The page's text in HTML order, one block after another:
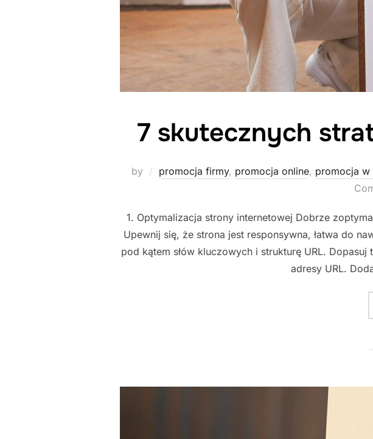
7 skutecznych
by promocja firmy, promocja online, promocja w
1. Optymalizacja strony internetowej Dobrze
Upewnij się, że strona jest responsywna, łatwa do
pod kątem słów kluczowych i strukturę URL.
adresy URL.